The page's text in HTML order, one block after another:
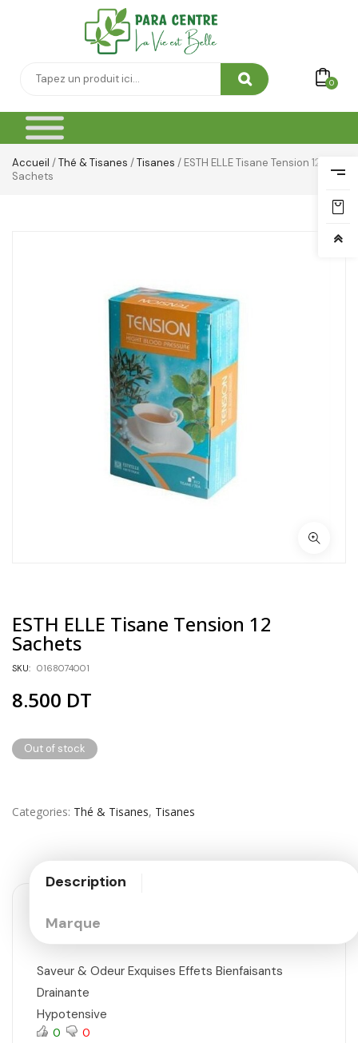
0
Accueil /Thé & Tisanes /Tisanes / ESTH ELLE Tisane Tension 12
Sachets
ESTH ELLE Tisane Tension 12
Sachets
SKU: 0168074001
8.500 DT
Out of stock
Categories Thé & Tisanes, Tisanes
Description
Marque
Saveur & Odeur Exquises Effets Bienfaisants
Drainante
Hypotensive
0 0
Vêtement Amincissant
Yeux & Lévres